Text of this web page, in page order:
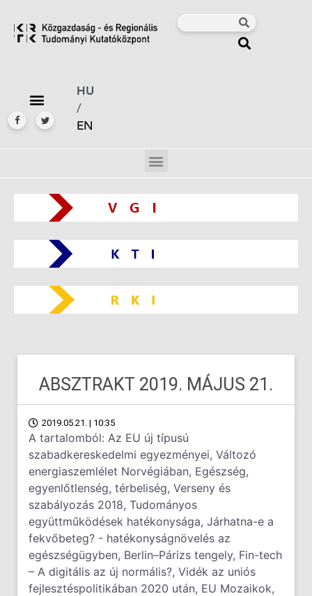
HU
/
EN
ABSZTRAKT 2019. MÁJUS 21.
2019.05.21. | 10:35
A tartalomból: Az EU új típusú
szabadkereskedelmi egyezményei, Változó
energiaszemlélet Norvégiában, Egészség,
egyenlőtlenség, térbeliség, Verseny és
szabályozás 2018, Tudományos
együttműködések hatékonysága, Járhatna-e a
fekvőbeteg? - hatékonyságnövelés az
egészségügyben, Berlin–Párizs tengely, Fin-tech
– A digitális az új normális?, Vidék az uniós
fejlesztéspolitikában 2020 után, EU Mozaikok,